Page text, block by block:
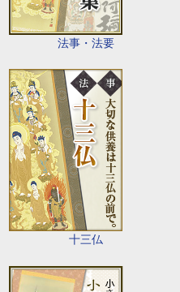
法事・法要
十三仏